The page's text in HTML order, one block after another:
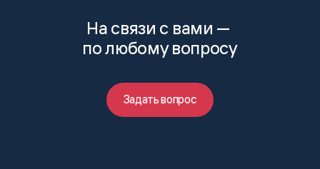
На связи с вами —
по любому вопросу
Задать вопрос